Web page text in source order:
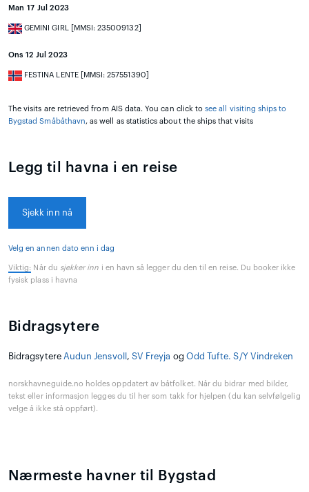
Man 17 Jul 2023
GEMINI GIRL [MMSI: 235009132]
Ons 12 Jul 2023
FESTINA LENTE [MMSI: 257551390]
The visits are retrieved from AIS data. You can click tosee all visiting ships to
Bygstad Småbåthavn, as well as statistics about the ships that visits
Legg til havna i en reise
Sjekk inn nå
Velg en annen dato enn i dag
Viktig: Når du sjekker inn i en havn så legger du den til en reise. Du booker ikke
fysisk plass i havna
Bidragsytere
Bidragsytere Audun Jensvoll , SV Freyja og Odd Tufte. S/Y Vindreken
norskhavneguide.no holdes oppdatert av båtfolket. Når du bidrar med bilder,
tekst eller informasjon legges du til her som takk for hjelpen (du kan selvfølgelig
velge å ikke stå oppført).
Nærmeste havner til Bygstad